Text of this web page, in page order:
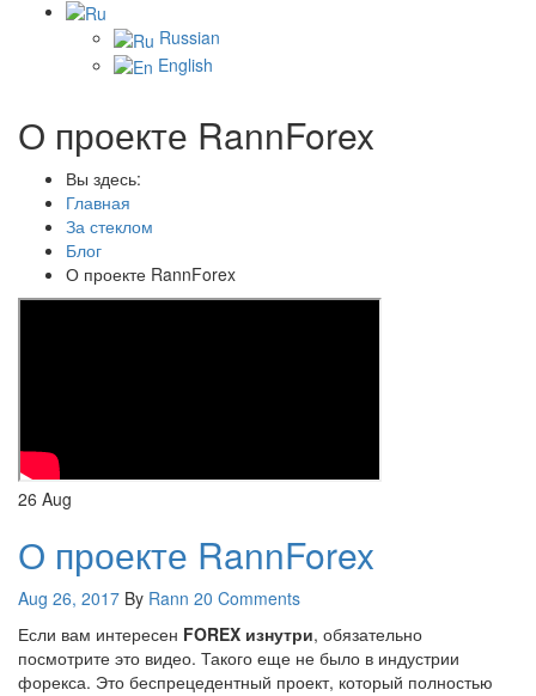
Russian
English
О проекте RannForex
Вы здесь:
Главная
За стеклом
Блог
О проекте RannForex
26 Aug
О проекте RannForex
Aug 26, 2017 By Rann 20 Comments
Если вам интересен FOREX изнутри, обязательно
посмотрите это видео. Такого еще не было в индустрии
форекса. Это беспрецедентный проект, который полностью